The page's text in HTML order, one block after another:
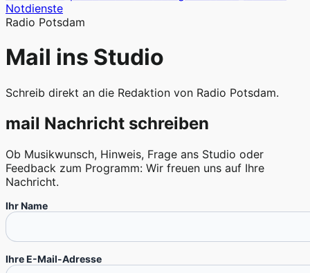
Notdienste
Radio Potsdam
Mail ins Studio
Schreib direkt an die Redaktion von Radio Potsdam.
mail Nachricht schreiben
Ob Musikwunsch, Hinweis, Frage ans Studio oder
Feedback zum Programm: Wir freuen uns auf Ihre
Nachricht.
Ihr Name
Ihre E-Mail-Adresse